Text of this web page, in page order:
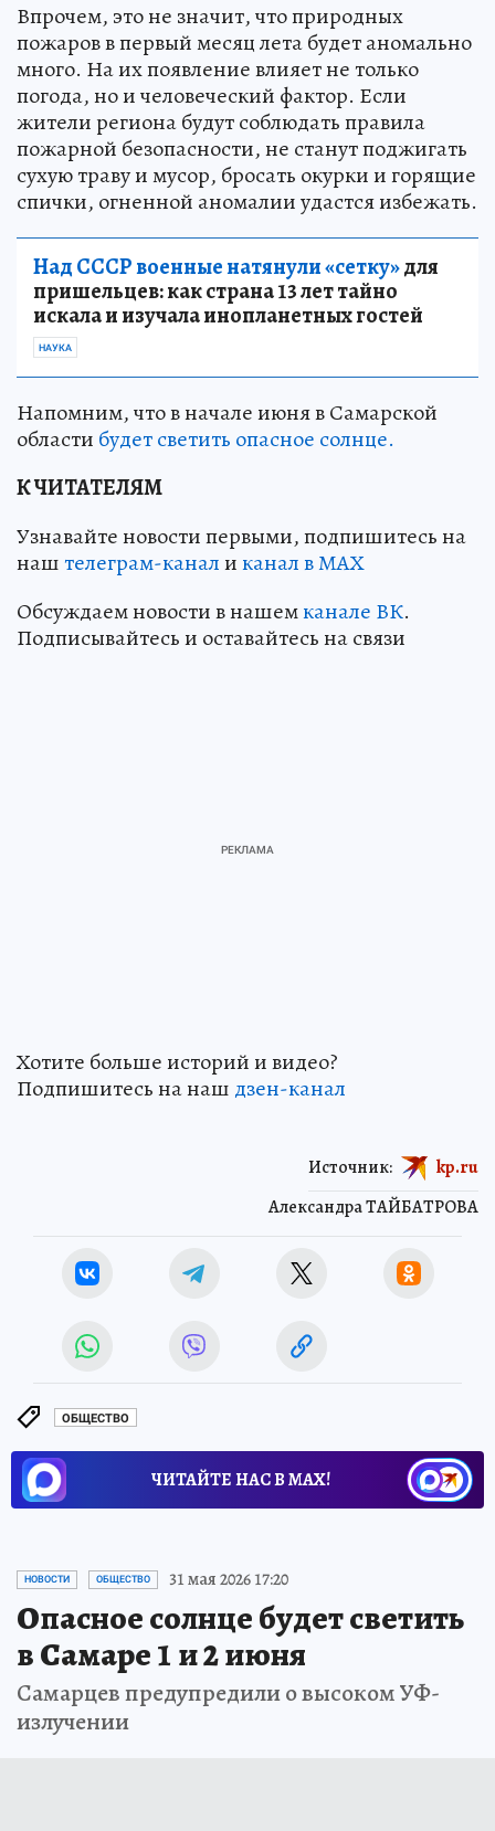
Впрочем, это не значит, что природных
пожаров в первый месяц лета будет аномально
много. На их появление влияет не только
погода, но и человеческий фактор. Если
жители региона будут соблюдать правила
пожарной безопасности, не станут поджигать
сухую траву и мусор, бросать окурки и горящие
спички, огненной аномалии удастся избежать.
Над СССР военные натянули «сетку»для
пришельцев: как страна 13 лет тайно
искала и изучала инопланетных гостей
НАУКА
Напомним, что в начале июня в Самарской
области будет светить опасное солнце.
К ЧИТАТЕЛЯМ
Узнавайте новости первыми, подпишитесь на
наштелеграм-каналиканал в МАХ
Обсуждаем новости в нашемканале ВК.
Подписывайтесь и оставайтесь на связи
Хотите больше историй и видео?
Подпишитесь на наш дзен-канал
Александра ТАЙБАТРОВА
Источник: kp.ru
ОБЩЕСТВО
ЧИТАЙТЕ НАС В МАХ!
НОВОСТИ ОБЩЕСТВО 31 мая 2026 17:20
Опасное солнце будет светить
в Самаре 1 и 2 июня
Самарцев предупредили о высоком УФ-
излучении